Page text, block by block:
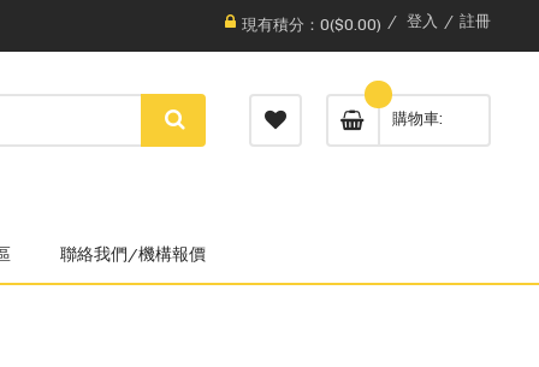
現有積分：0($0.00) 登入 註冊
購物車
聯絡我們/機構報價